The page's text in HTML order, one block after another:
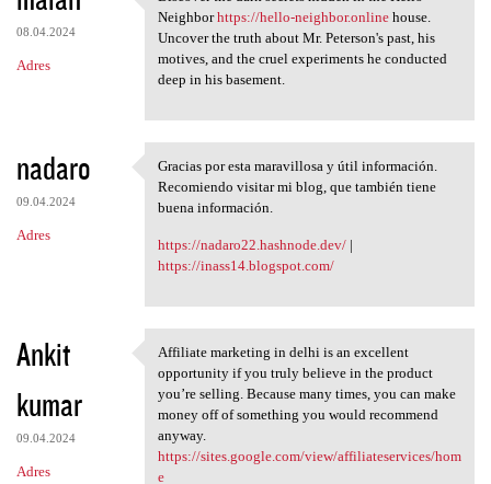
08.04.2024
Adres
Discover the dark secrets
Neighborhttps://hello-neighbor.onlinehouse.
Uncover the truth about Mr. Peterson's past, his
motives, and the cruel experiments he conducted
deep in his basement.
nadaro
09.04.2024
Adres
Gracias por esta maravillosa
Gracias por esta maravillosa y útil información.
Recomiendo visitar mi blog, que también tiene
buena información.
https://nadaro22.hashnode.dev/|
https://inass14.blogspot.com/
Ankit
kumar
09.04.2024
Adres
Affiliate marketing in delhi
Affiliate marketing in delhi is an excellent
opportunity if you truly believe in the product
you’re selling. Because many times, you can make
money off of something you would recommend
anyway.
https://sites.google.com/view/affiliateservices/hom
e